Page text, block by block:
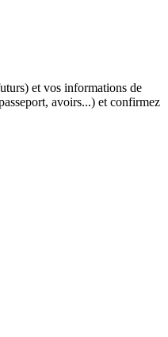
et vos informations de
avoirs...) et confirmez